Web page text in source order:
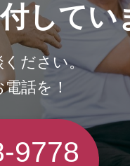
してい
ださい。
話を！
9778